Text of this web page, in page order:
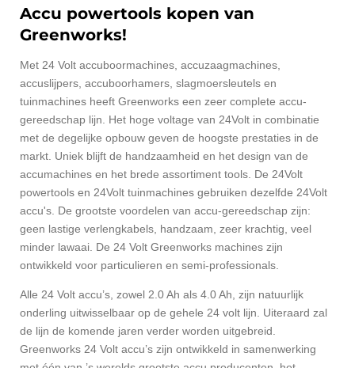
Accu powertools kopen van
Greenworks!
Met 24 Volt accuboormachines, accuzaagmachines,
accuslijpers, accuboorhamers, slagmoersleutels en
tuinmachines heeft Greenworks een zeer complete accu-
gereedschap lijn. Het hoge voltage van 24Volt in combinatie
met de degelijke opbouw geven de hoogste prestaties in de
markt. Uniek blijft de handzaamheid en het design van de
accumachines en het brede assortiment tools. De 24Volt
powertools en 24Volt tuinmachines gebruiken dezelfde 24Volt
accu's. De grootste voordelen van accu-gereedschap zijn:
geen lastige verlengkabels, handzaam, zeer krachtig, veel
minder lawaai. De 24 Volt Greenworks machines zijn
ontwikkeld voor particulieren en semi-professionals.
Alle 24 Volt accu’s, zowel 2.0 Ah als 4.0 Ah, zijn natuurlijk
onderling uitwisselbaar op de gehele 24 volt lijn. Uiteraard zal
de lijn de komende jaren verder worden uitgebreid.
Greenworks 24 Volt accu’s zijn ontwikkeld in samenwerking